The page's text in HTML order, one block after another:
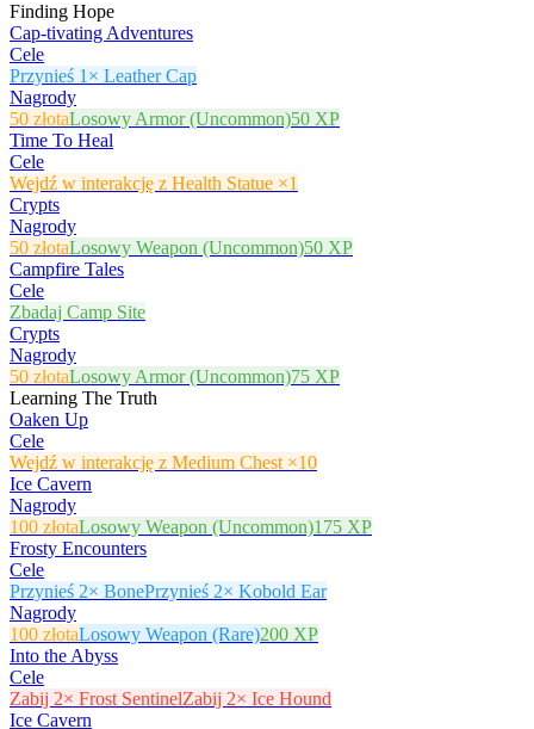
Finding Hope
Cap-tivating Adventures
Cele
Przynieś 1× Leather Cap
Nagrody
50 złotaLosowy Armor (Uncommon)50 XP
Time To Heal
Cele
Wejdź w interakcję z Health Statue ×1
Crypts
Nagrody
50 złotaLosowy Weapon (Uncommon)50 XP
Campfire Tales
Cele
Zbadaj Camp Site
Crypts
Nagrody
50 złotaLosowy Armor (Uncommon)75 XP
Learning The Truth
Oaken Up
Cele
Wejdź w interakcję z Medium Chest ×10
Ice Cavern
Nagrody
100 złotaLosowy Weapon (Uncommon)175 XP
Frosty Encounters
Cele
Przynieś 2× BonePrzynieś 2× Kobold Ear
Nagrody
100 złotaLosowy Weapon (Rare)200 XP
Into the Abyss
Cele
Zabij 2× Frost SentinelZabij 2× Ice Hound
Ice Cavern